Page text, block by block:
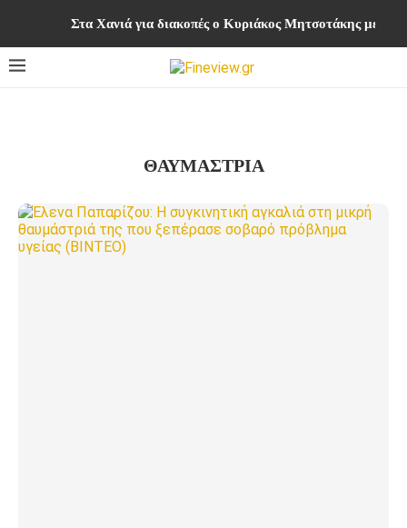
Στα Χανιά για διακοπές ο Κυριάκος Μητσοτάκης με
ΘΑΥΜΑΣΤΡΙΑ